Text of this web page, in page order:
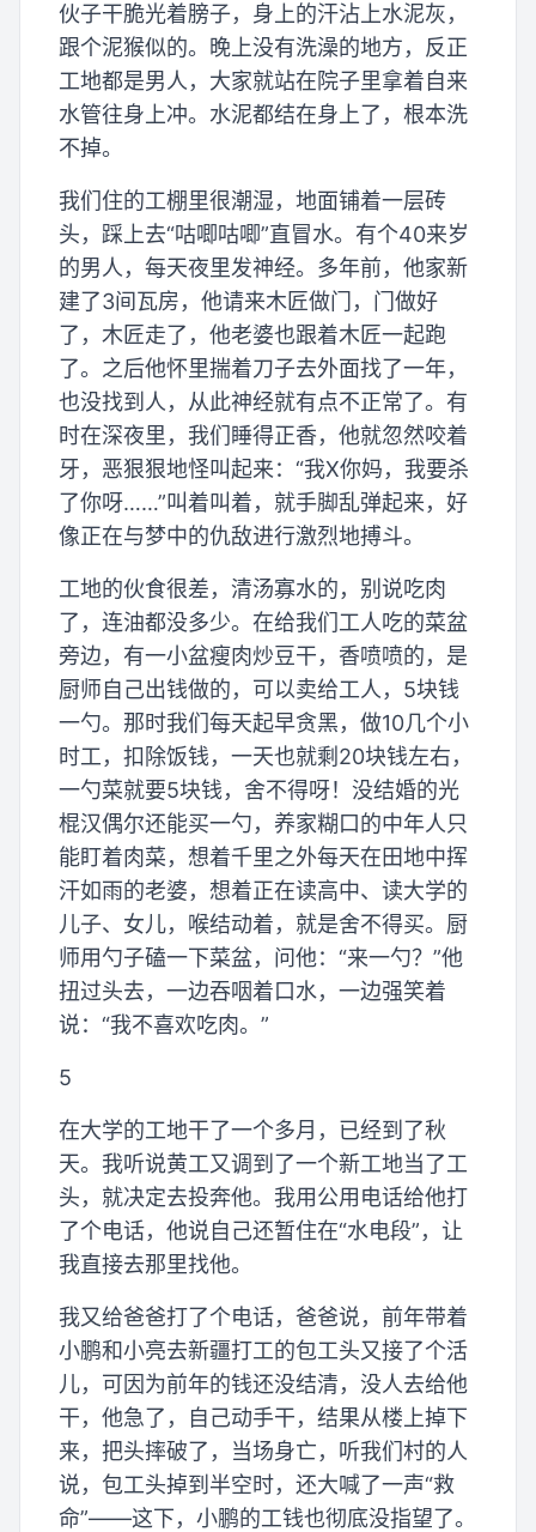
伙子干脆光着膀子，身上的汗沾上水泥灰，
跟个泥猴似的。晚上没有洗澡的地方，反正
工地都是男人，大家就站在院子里拿着自来
水管往身上冲。水泥都结在身上了，根本洗
不掉。
我们住的工棚里很潮湿，地面铺着一层砖
头，踩上去“咕唧咕唧”直冒水。有个40来岁
的男人，每天夜里发神经。多年前，他家新
建了3间瓦房，他请来木匠做门，门做好
了，木匠走了，他老婆也跟着木匠一起跑
了。之后他怀里揣着刀子去外面找了一年，
也没找到人，从此神经就有点不正常了。有
时在深夜里，我们睡得正香，他就忽然咬着
牙，恶狠狠地怪叫起来：“我X你妈，我要杀
了你呀……”叫着叫着，就手脚乱弹起来，好
像正在与梦中的仇敌进行激烈地搏斗。
工地的伙食很差，清汤寡水的，别说吃肉
了，连油都没多少。在给我们工人吃的菜盆
旁边，有一小盆瘦肉炒豆干，香喷喷的，是
厨师自己出钱做的，可以卖给工人，5块钱
一勺。那时我们每天起早贪黑，做10几个小
时工，扣除饭钱，一天也就剩20块钱左右，
一勺菜就要5块钱，舍不得呀！没结婚的光
棍汉偶尔还能买一勺，养家糊口的中年人只
能盯着肉菜，想着千里之外每天在田地中挥
汗如雨的老婆，想着正在读高中、读大学的
儿子、女儿，喉结动着，就是舍不得买。厨
师用勺子磕一下菜盆，问他：“来一勺？”他
扭过头去，一边吞咽着口水，一边强笑着
说：“我不喜欢吃肉。”
5
在大学的工地干了一个多月，已经到了秋
天。我听说黄工又调到了一个新工地当了工
头，就决定去投奔他。我用公用电话给他打
了个电话，他说自己还暂住在“水电段”，让
我直接去那里找他。
我又给爸爸打了个电话，爸爸说，前年带着
小鹏和小亮去新疆打工的包工头又接了个活
儿，可因为前年的钱还没结清，没人去给他
干，他急了，自己动手干，结果从楼上掉下
来，把头摔破了，当场身亡，听我们村的人
说，包工头掉到半空时，还大喊了一声“救
命”——这下，小鹏的工钱也彻底没指望了。